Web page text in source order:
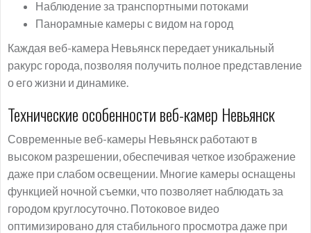
Наблюдение за транспортными потоками
Панорамные камеры с видом на город
Каждая веб-камера Невьянск передает уникальный
ракурс города, позволяя получить полное представление
о его жизни и динамике.
Технические особенности веб-камер Невьянск
Современные веб-камеры Невьянск работают в
высоком разрешении, обеспечивая четкое изображение
даже при слабом освещении. Многие камеры оснащены
функцией ночной съемки, что позволяет наблюдать за
городом круглосуточно. Потоковое видео
оптимизировано для стабильного просмотра даже при